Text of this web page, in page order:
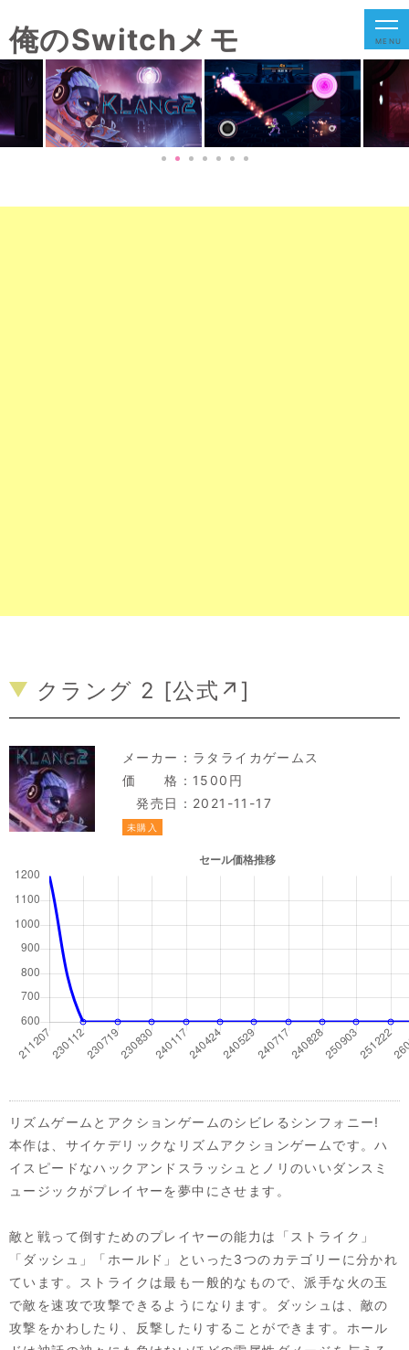
俺のSwitchメモ MENU
クラング 2 [公式↗]
メーカー： ラタライカゲームス
価 格：1500円
発売日：2021-11-17
未購入
リズムゲームとアクションゲームのシビレるシンフォニー!
本作は、サイケデリックなリズムアクションゲームです。ハ
イスピードなハックアンドスラッシュとノリのいいダンスミ
ュージックがプレイヤーを夢中にさせます。
敵と戦って倒すためのプレイヤーの能力は「ストライク」
「ダッシュ」「ホールド」といった3つのカテゴリーに分かれ
ています。ストライクは最も一般的なもので、派手な火の玉
で敵を速攻で攻撃できるようになります。ダッシュは、敵の
攻撃をかわしたり、反撃したりすることができます。ホール